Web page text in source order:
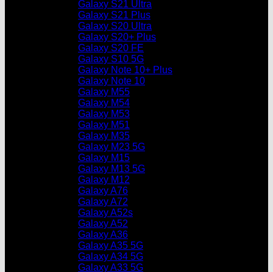
Galaxy S21 Ultra
Galaxy S21 Plus
Galaxy S20 Ultra
Galaxy S20+ Plus
Galaxy S20 FE
Galaxy S10 5G
Galaxy Note 10+ Plus
Galaxy Note 10
Galaxy M55
Galaxy M54
Galaxy M53
Galaxy M51
Galaxy M35
Galaxy M23 5G
Galaxy M15
Galaxy M13 5G
Galaxy M12
Galaxy A76
Galaxy A72
Galaxy A52s
Galaxy A52
Galaxy A36
Galaxy A35 5G
Galaxy A34 5G
Galaxy A33 5G